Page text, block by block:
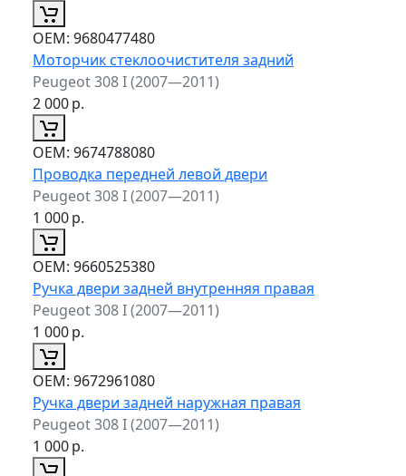
ОЕМ: 9680477480
Моторчик стеклоочистителя задний
Peugeot 308 I (2007—2011)
2 000р.
ОЕМ: 9674788080
Проводка передней левой двери
Peugeot 308 I (2007—2011)
1 000р.
ОЕМ: 9660525380
Ручка двери задней внутренняя правая
Peugeot 308 I (2007—2011)
1 000р.
ОЕМ: 9672961080
Ручка двери задней наружная правая
Peugeot 308 I (2007—2011)
1 000р.